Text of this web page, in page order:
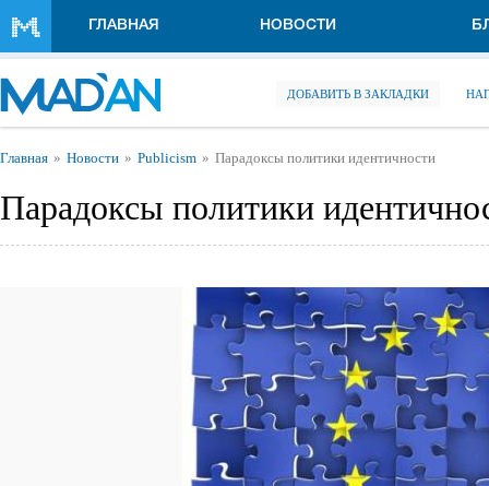
ГЛАВНАЯ НОВОСТИ
ДОБАВИТЬ В ЗАКЛАДКИ
Вы здесь
Главная Новости Publicism Парадоксы политики идентичности
Парадоксы политики